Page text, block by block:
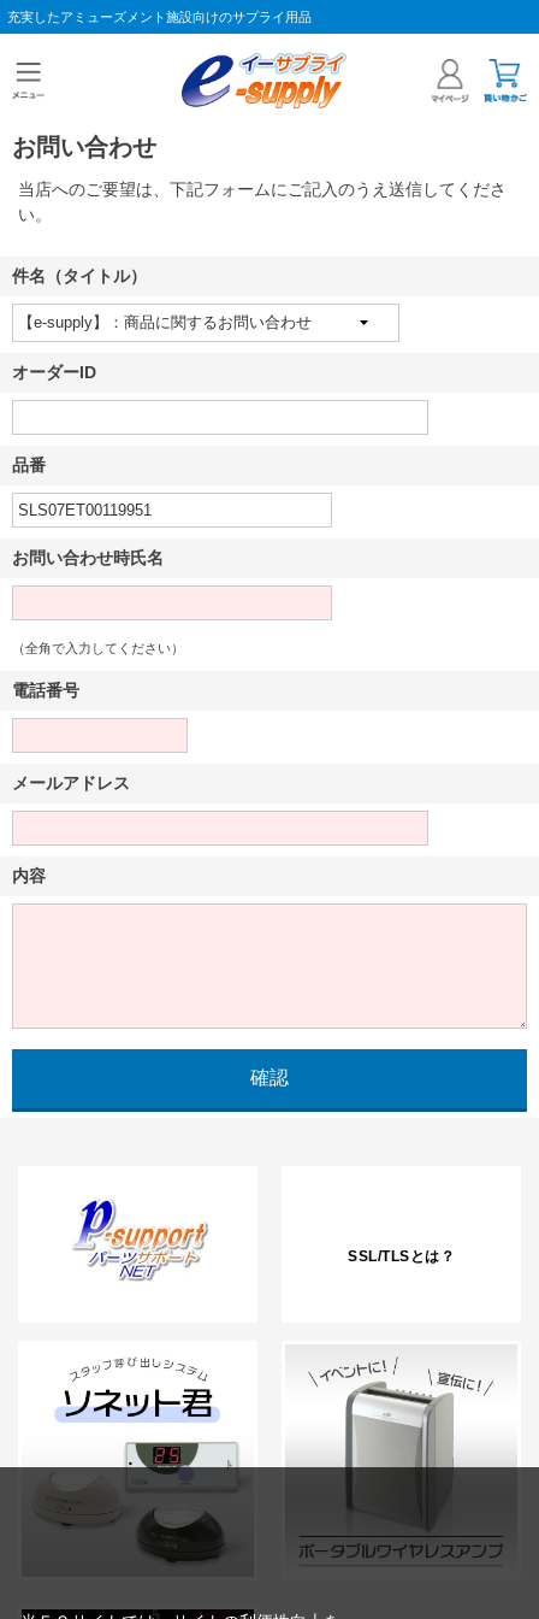
充実したアミューズメント施設向けのサプライ用品
お問い合わせ
当店へのご要望は、下記フォームにご記入のうえ送信してくださ
い。
件名（タイトル）
オーダーID
品番
お問い合わせ時氏名
（全角で入力してください）
電話番号
メールアドレス
内容
SSL/TLSとは？